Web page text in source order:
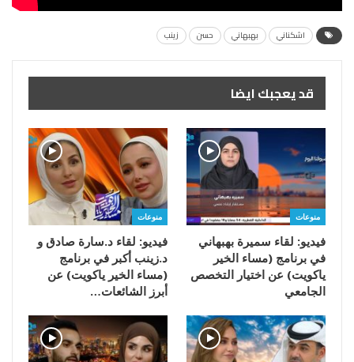
اشكناني بهبهاني حسن زينب
قد يعجبك ايضا
منوعات
فيديو: لقاء سميرة بهبهاني
في برنامج (مساء الخير
ياكويت) عن اختيار التخصص
الجامعي
منوعات
فيديو: لقاء د.سارة صادق و
د.زينب أكبر في برنامج
(مساء الخير ياكويت) عن
أبرز الشائعات…